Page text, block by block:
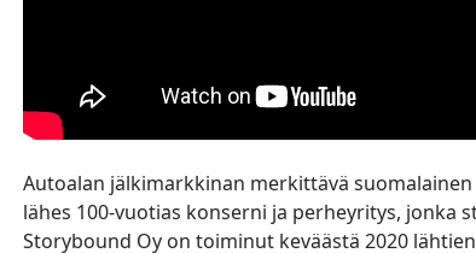
Autoalan jälkimarkkinan merkittävä
lähes 100-vuotias konserni ja perheyritys,
Storybound Oy on toiminut keväästä 2020